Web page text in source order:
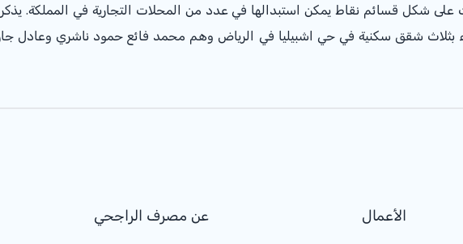
على شكل قسائم نقاط يمكن استبدالها في عدد من المحلات التجارية في المملكة.
بثلاث شقق سكنية في حي اشبيليا في الرياض وهم محمد فائع حمود ناشري وعادل جار
الأعمال عن مصرف الراجحي